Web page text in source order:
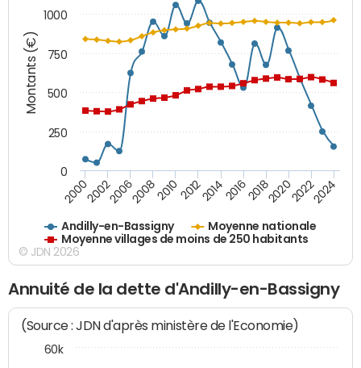
Montants (€)
Andilly-en-Bassigny
Moyenne nationale
Moyenne villages de moins de 250 habitants
200020022006200820102012201420162018202020222024
0
250
500
750
1000
© JDN 2026
Annuité de la dette d'Andilly-en-Bassigny
(Source : JDN d'après ministère de l'Economie)
60k